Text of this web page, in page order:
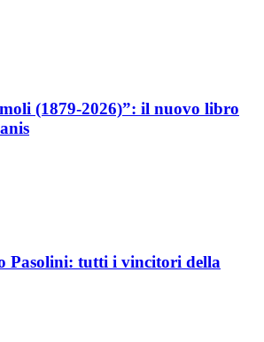
(1879-2026)”: il nuovo libro
Pasolini: tutti i vincitori della